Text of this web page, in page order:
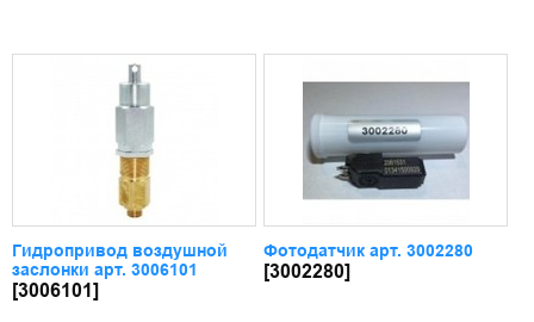
Гидропривод воздушной
заслонки арт. 3006101
[3006101]
Фотодатчик арт. 3002280
[3002280]